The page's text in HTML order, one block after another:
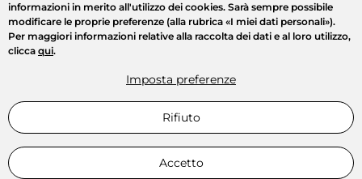
informazioni in merito all'utilizzo dei cookies. Sarà sempre possibile
modificare le proprie preferenze (alla rubrica «I miei dati personali»).
Per maggiori informazioni relative alla raccolta dei dati e al loro utilizzo,
clicca qui.
Imposta preferenze
Rifiuto
Accetto